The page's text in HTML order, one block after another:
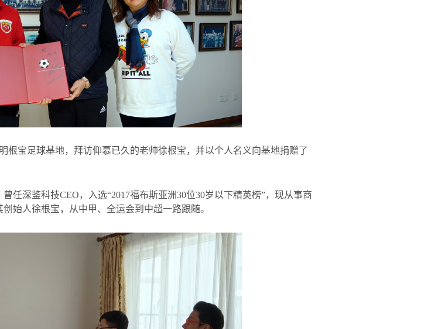
根宝足球基地，拜访仰慕已久的老帅徐根宝，并以个人名义向基地捐赠了
曾任深鉴科技CEO，入选“2017福布斯亚洲30位30岁以下精英榜”，现从事商
始人徐根宝，从中甲、全运会到中超一路跟随。